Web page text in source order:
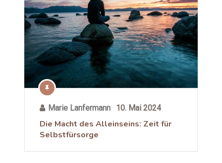
Marie Lanfermann 10. Mai 2024
Die Macht des Alleinseins: Zeit für
Selbstfürsorge